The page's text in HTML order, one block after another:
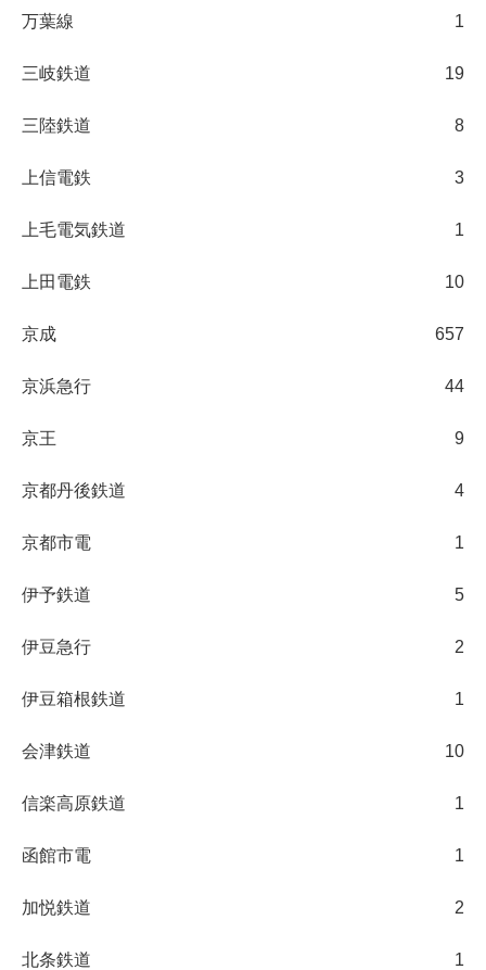
万葉線 1
三岐鉄道 19
三陸鉄道 8
上信電鉄 3
上毛電気鉄道 1
上田電鉄 10
京成 657
京浜急行 44
京王 9
京都丹後鉄道 4
京都市電 1
伊予鉄道 5
伊豆急行 2
伊豆箱根鉄道 1
会津鉄道 10
信楽高原鉄道 1
函館市電 1
加悦鉄道 2
北条鉄道 1